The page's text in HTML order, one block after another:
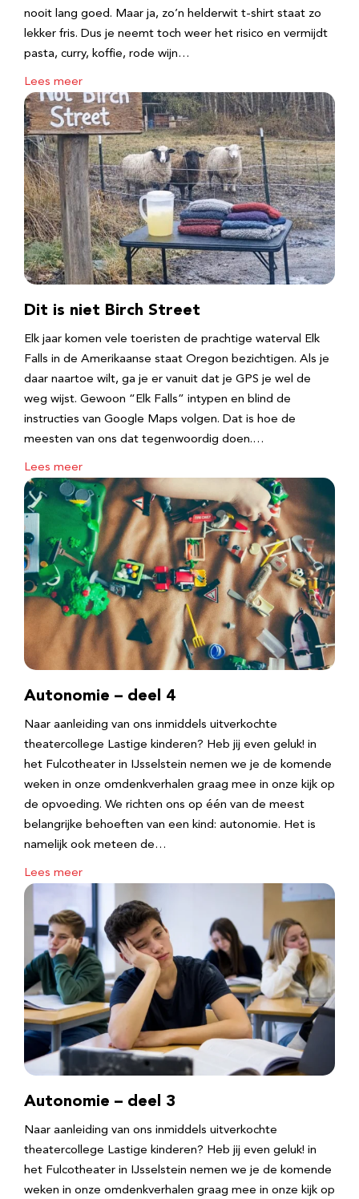
nooit lang goed. Maar ja, zo’n helderwit t-shirt staat zo
lekker fris. Dus je neemt toch weer het risico en vermijdt
pasta, curry, koffie, rode wijn…
Lees meer
Dit is niet Birch Street
Elk jaar komen vele toeristen de prachtige waterval Elk
Falls in de Amerikaanse staat Oregon bezichtigen. Als je
daar naartoe wilt, ga je er vanuit dat je GPS je wel de
weg wijst. Gewoon “Elk Falls” intypen en blind de
instructies van Google Maps volgen. Dat is hoe de
meesten van ons dat tegenwoordig doen.…
Lees meer
Autonomie – deel 4
Naar aanleiding van ons inmiddels uitverkochte
theatercollege Lastige kinderen? Heb jij even geluk! in
het Fulcotheater in IJsselstein nemen we je de komende
weken in onze omdenkverhalen graag mee in onze kijk op
de opvoeding. We richten ons op één van de meest
belangrijke behoeften van een kind: autonomie. Het is
namelijk ook meteen de…
Lees meer
Autonomie – deel 3
Naar aanleiding van ons inmiddels uitverkochte
theatercollege Lastige kinderen? Heb jij even geluk! in
het Fulcotheater in IJsselstein nemen we je de komende
weken in onze omdenkverhalen graag mee in onze kijk op